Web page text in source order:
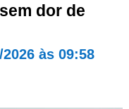
dor de
2026 às 09:58